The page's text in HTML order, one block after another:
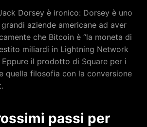
Dorsey è ironico: Dorsey è uno
aziende americane ad aver
che Bitcoin è “la moneta di
miliardi in Lightning Network
il prodotto di Square per i
quella filosofia con la conversione
passi per